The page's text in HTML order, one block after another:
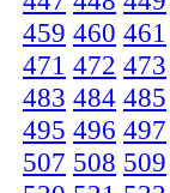
459 460 461
471 472 473
483 484 485
495 496 497
507 508 509